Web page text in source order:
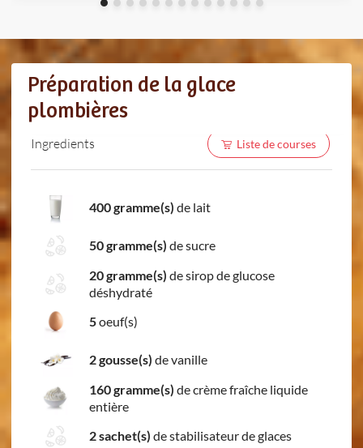
Préparation de la glace
plombières
Ingredients Liste de courses
400 gramme(s) de lait
50 gramme(s) de sucre
20 gramme(s) de sirop de glucose
déshydraté
5oeuf(s)
2 gousse(s) de vanille
160 gramme(s) de crème fraîche liquide
entière
2 sachet(s) de stabilisateur de glaces